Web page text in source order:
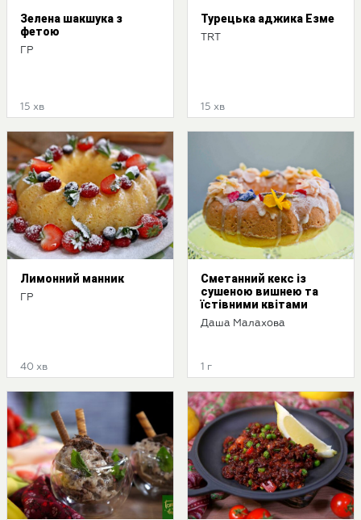
Зелена шакшука з
фетою
ГР
15 хв
Турецька аджика Езме
TRT
15 хв
Лимонний манник
ГР
40 хв
Сметанний кекс із
сушеною вишнею та
їстівними квітами
Даша Малахова
1 г